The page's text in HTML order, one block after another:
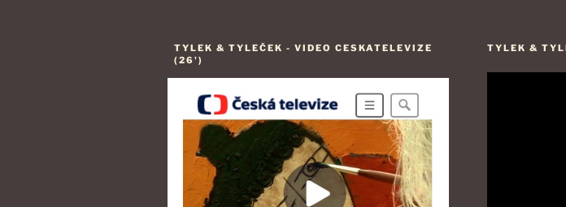
TYLEK & TYLEČEK - VIDEO CESKATELEVIZE
(26')
TYLEK &